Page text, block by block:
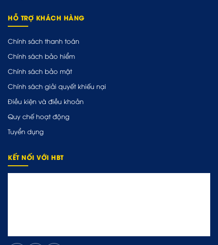
HỖ TRỢ KHÁCH HÀNG
Chính sách thanh toán
Chính sách bảo hiểm
Chính sách bảo mật
Chính sách giải quyết khiếu nại
Điều kiện và điều khoản
Quy chế hoạt động
Tuyển dụng
KẾT NỐI VỚI HBT